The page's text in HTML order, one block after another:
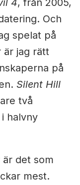
4, från 2005,
Och
spelat på
är jag rätt
på
Silent Hill
två
halvny
är det som
mest.